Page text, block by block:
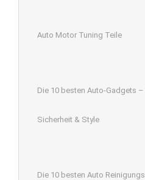
Auto Motor Tuning Teile
Die 10 besten Auto-Gadgets
Sicherheit & Style
Die 10 besten Auto